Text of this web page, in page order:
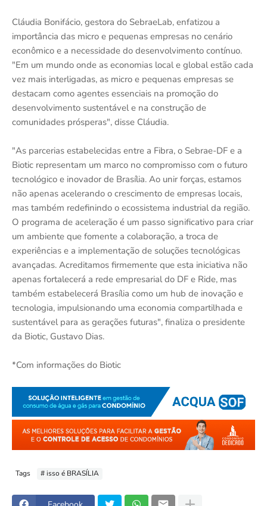
Cláudia Bonifácio, gestora do SebraeLab, enfatizou a
importância das micro e pequenas empresas no cenário
econômico e a necessidade do desenvolvimento contínuo.
"Em um mundo onde as economias local e global estão cada
vez mais interligadas, as micro e pequenas empresas se
destacam como agentes essenciais na promoção do
desenvolvimento sustentável e na construção de
comunidades prósperas", disse Cláudia.
"As parcerias estabelecidas entre a Fibra, o Sebrae-DF e a
Biotic representam um marco no compromisso com o futuro
tecnológico e inovador de Brasília. Ao unir forças, estamos
não apenas acelerando o crescimento de empresas locais,
mas também redefinindo o ecossistema industrial da região.
O programa de aceleração é um passo significativo para criar
um ambiente que fomente a colaboração, a troca de
experiências e a implementação de soluções tecnológicas
avançadas. Acreditamos firmemente que esta iniciativa não
apenas fortalecerá a rede empresarial do DF e Ride, mas
também estabelecerá Brasília como um hub de inovação e
tecnologia, impulsionando uma economia compartilhada e
sustentável para as gerações futuras", finaliza o presidente
da Biotic, Gustavo Dias.
*Com informações do Biotic
Tags # isso é BRASÍLIA